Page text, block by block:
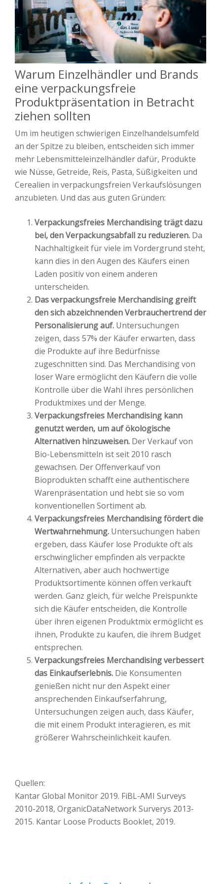
Warum Einzelhändler und Brands
eine verpackungsfreie
Produktpräsentation in Betracht
ziehen sollten
Um im heutigen schwierigen Einzelhandelsumfeld
an der Spitze zu bleiben, entscheiden sich immer
mehr Lebensmitteleinzelhändler dafür, Produkte
wie Nüsse, Getreide, Reis, Pasta, Süßigkeiten und
Cerealien in verpackungsfreien Verkaufslösungen
anzubieten. Und das aus guten Gründen:
Verpackungsfreies Merchandising trägt dazu
bei, den Verpackungsabfall zu reduzieren. Da
Nachhaltigkeit für viele im Vordergrund steht,
kann dies in den Augen des Käufers einen
Laden positiv von einem anderen
unterscheiden.
Das verpackungsfreie Merchandising greift
den sich abzeichnenden Verbrauchertrend der
Personalisierung auf. Untersuchungen
zeigen, dass 57% der Käufer erwarten, dass
die Produkte auf ihre Bedürfnisse
zugeschnitten sind. Das Merchandising von
loser Ware ermöglicht den Käufern die volle
Kontrolle über die Wahl ihres persönlichen
Produktmixes und der Menge.
Verpackungsfreies Merchandising kann
genutzt werden, um auf ökologische
Alternativen hinzuweisen. Der Verkauf von
Bio-Lebensmitteln ist seit 2010 rasch
gewachsen. Der Offenverkauf von
Bioprodukten schafft eine authentischere
Warenpräsentation und hebt sie so vom
konventionellen Sortiment ab.
Verpackungsfreies Merchandising fördert die
Wertwahrnehmung. Untersuchungen haben
ergeben, dass Käufer lose Produkte oft als
erschwinglicher empfinden als verpackte
Alternativen, aber auch hochwertige
Produktsortimente können offen verkauft
werden. Ganz gleich, für welche Preispunkte
sich die Käufer entscheiden, die Kontrolle
über ihren eigenen Produktmix ermöglicht es
ihnen, Produkte zu kaufen, die ihrem Budget
entsprechen.
Verpackungsfreies Merchandising verbessert
das Einkaufserlebnis. Die Konsumenten
genießen nicht nur den Aspekt einer
ansprechenden Einkaufserfahrung,
Untersuchungen zeigen auch, dass Käufer,
die mit einem Produkt interagieren, es mit
größerer Wahrscheinlichkeit kaufen.
Quellen:
Kantar Global Monitor 2019. FiBL-AMI Surveys
2010-2018, OrganicDataNetwork Surverys 2013-
2015. Kantar Loose Products Booklet, 2019.